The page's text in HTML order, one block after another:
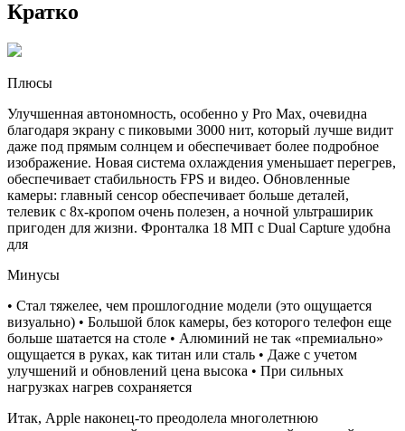
Кратко
Плюсы
Улучшенная автономность, особенно у Pro Max, очевидна
благодаря экрану с пиковыми 3000 нит, который лучше видит
даже под прямым солнцем и обеспечивает более подробное
изображение. Новая система охлаждения уменьшает перегрев,
обеспечивает стабильность FPS и видео. Обновленные
камеры: главный сенсор обеспечивает больше деталей,
телевик с 8х-кропом очень полезен, а ночной ультраширик
пригоден для жизни. Фронталка 18 МП с Dual Capture удобна
для
Минусы
• Стал тяжелее, чем прошлогодние модели (это ощущается
визуально) • Большой блок камеры, без которого телефон еще
больше шатается на столе • Алюминий не так «премиально»
ощущается в руках, как титан или сталь • Даже с учетом
улучшений и обновлений цена высока • При сильных
нагрузках нагрев сохраняется
Итак, Apple наконец-то преодолела многолетнюю